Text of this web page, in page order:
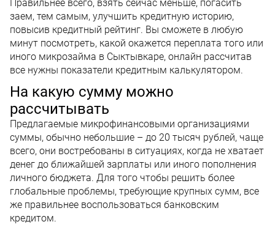
Правильнее всего, взять сейчас меньше, погасить
заем, тем самым, улучшить кредитную историю,
повысив кредитный рейтинг. Вы сможете в любую
минут посмотреть, какой окажется переплата того или
иного микрозайма в Сыктывкаре, онлайн рассчитав
все нужны показатели кредитным калькулятором.
На какую сумму можно
рассчитывать
Предлагаемые микрофинансовыми организациями
суммы, обычно небольшие – до 20 тысяч рублей, чаще
всего, они востребованы в ситуациях, когда не хватает
денег до ближайшей зарплаты или иного пополнения
личного бюджета. Для того чтобы решить более
глобальные проблемы, требующие крупных сумм, все
же правильнее воспользоваться банковским
кредитом.